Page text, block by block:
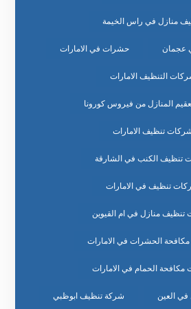
منازل في راس الخيمة
عجمان حشرات في الامارات
التنظيف الامارات
المنازل من فيروس كورونا
تنظيف الامارات
تنظيف الكنب في الشارقة
تنظيف في الامارات
منازل في ام القيوين
الحشرات في الامارات
الحمام في الامارات
في العين شركة تنظيف ابوظبي